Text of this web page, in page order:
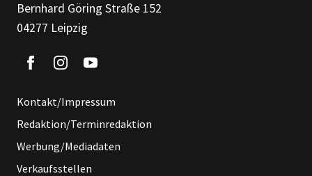
Bernhard Göring Straße 152
04277 Leipzig
Kontakt/Impressum
Redaktion/Terminredaktion
Werbung/Mediadaten
Verkaufsstellen